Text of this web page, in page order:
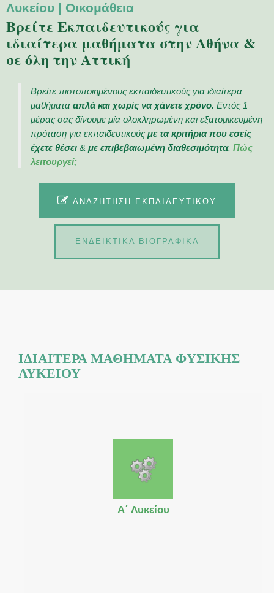
Λυκείου | Οικομάθεια
Βρείτε Εκπαιδευτικούς για
ιδιαίτερα μαθήματα στην Αθήνα &
σε όλη την Αττική
Βρείτε πιστοποιημένους εκπαιδευτικούς για ιδιαίτερα
μαθήματα απλά και χωρίς να χάνετε χρόνο. Εντός 1
μέρας σας δίνουμε μία ολοκληρωμένη και εξατομικευμένη
πρόταση για εκπαιδευτικούς με τα κριτήρια που εσείς
έχετε θέσει & με επιβεβαιωμένη διαθεσιμότητα. Πώς
λειτουργεί;
ΑΝΑΖΉΤΗΣΗ ΕΚΠΑΙΔΕΥΤΙΚΟΎ
ΕΝΔΕΙΚΤΙΚΑ ΒΙΟΓΡΑΦΙΚΑ
ΙΔΙΑΊΤΕΡΑ ΜΑΘΉΜΑΤΑ ΦΥΣΙΚΉΣ
ΛΥΚΕΊΟΥ
Α΄ Λυκείου